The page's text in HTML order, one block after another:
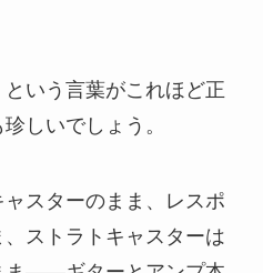
という言葉がこれほど正
しいでしょう。
スターのまま、レスポ
ストラトキャスターは